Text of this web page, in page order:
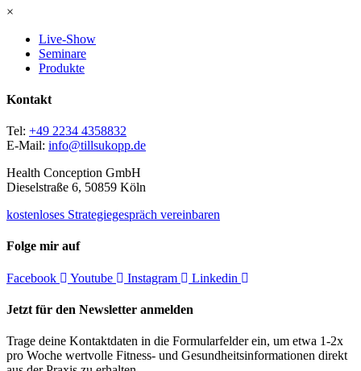
×
Live-Show
Seminare
Produkte
Kontakt
Tel: +49 2234 4358832
E-Mail: info@tillsukopp.de
Health Conception GmbH
Dieselstraße 6, 50859 Köln
kostenloses Strategiegespräch vereinbaren
Folge mir auf
Facebook Youtube Instagram Linkedin
Jetzt für den Newsletter anmelden
Trage deine Kontaktdaten in die Formularfelder ein, um etwa 1-2x
pro Woche wertvolle Fitness- und Gesundheitsinformationen direkt